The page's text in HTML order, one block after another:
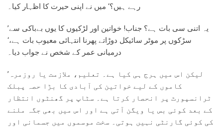
’یہ اتنی سی بات ہے؟ جناب! خواتین اور لڑکیوں کا یوں بےباکی سے
سڑکوں پر موٹر سائیکل دوڑاتے پھرنا انتہائی معیوب بات ہے،‘
’لیکن اس میں ہرج ہی کیا ہے۔ تعلیم، ملازمت یا روزمرہ
کاموں کے لیے خواتین کی آبادی کا بڑا حصہ پبلک
ٹرانسپورٹ پر انحصار کرتا ہے۔ سٹاپ پر گھنٹوں انتظار
کے بعد کوئی بس یا ویگن آتی ہے اور اس میں بھی جگہ ملنے
کی کوئی گارنٹی نہیں ہوتی۔ سخت موسموں میں جسمانی اور